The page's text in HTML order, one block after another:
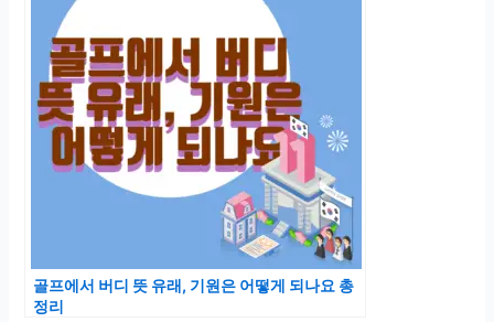
골프에서 버디 뜻 유래, 기원은 어떻게 되나요 총
정리